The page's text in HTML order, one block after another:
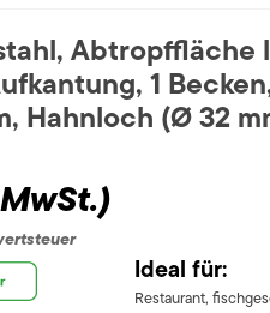
Abtropffläche
1
Hahnloch (Ø 32
Ideal für:
Restaurant,